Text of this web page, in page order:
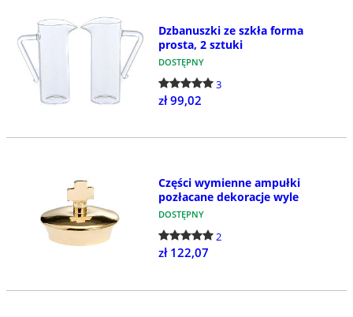
Dzbanuszki ze szkła forma
prosta, 2 sztuki
DOSTĘPNY
3
zł 99,02
Części wymienne ampułki
pozłacane dekoracje wyle
DOSTĘPNY
2
zł 122,07